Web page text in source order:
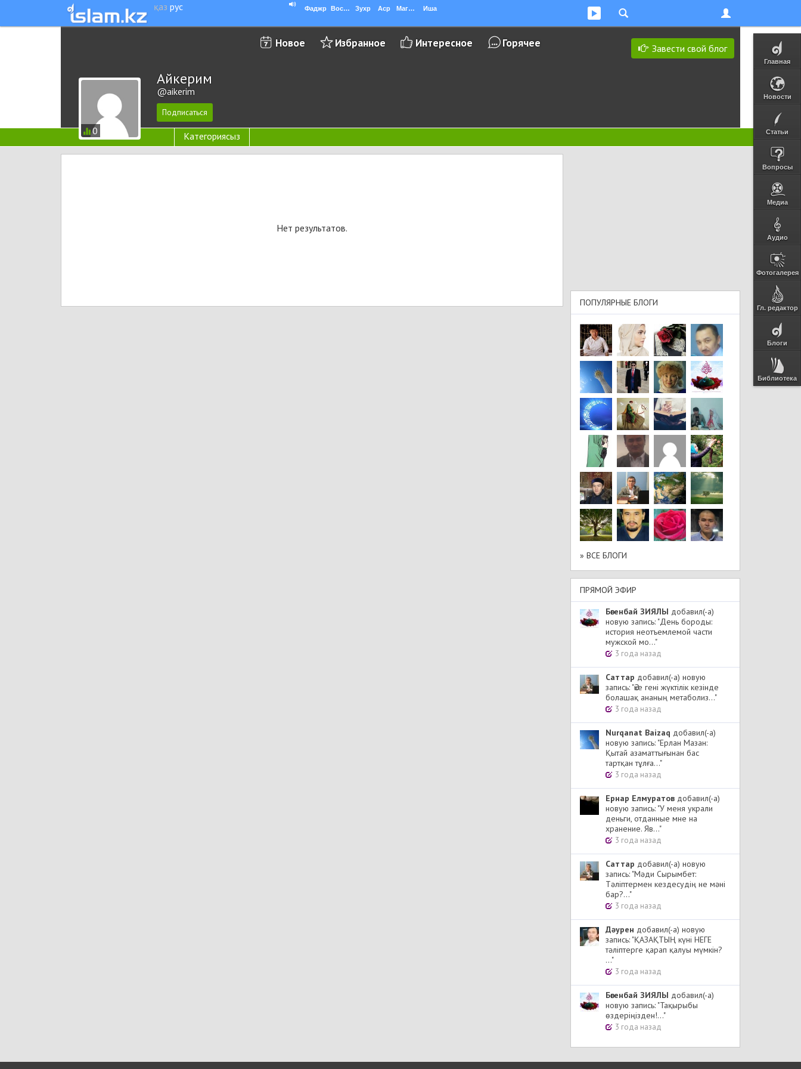
қаз рус Фаджр Восход Зухр Аср Магриб Иша
Главная
Новости
Статьи
Вопросы
Медиа
Аудио
Фотогалерея
Гл. редактор
Блоги
Библиотека
Завести свой блог
Новое Избранное Интересное Горячее
0
Айкерим
@aikerim
Категориясыз
Нет результатов.
ПОПУЛЯРНЫЕ БЛОГИ
» ВСЕ БЛОГИ
ПРЯМОЙ ЭФИР
Бөгенбай ЗИЯЛЫ добавил(-а)
новую запись: "День бороды:
история неотъемлемой части
мужской мо..."
3 года назад
Cаттар добавил(-а) новую
запись: "Әке гені жүктілік кезінде
болашақ ананың метаболиз..."
3 года назад
Nurqanat Baizaq добавил(-а)
новую запись: "Ерлан Мазан:
Қытай азаматтығынан бас
тартқан тұлға..."
3 года назад
Ернар Елмуратов добавил(-а)
новую запись: "У меня украли
деньги, отданные мне на
хранение. Яв..."
3 года назад
Cаттар добавил(-а) новую
запись: "Мәди Сырымбет:
Тәліптермен кездесудің не мәні
бар?..."
3 года назад
Дәурен добавил(-а) новую
запись: "ҚАЗАҚТЫҢ күні НЕГЕ
тәліптерге қарап қалуы мүмкін?
..."
3 года назад
Бөгенбай ЗИЯЛЫ добавил(-а)
новую запись: "Тақырыбы
өздеріңізден!..."
3 года назад